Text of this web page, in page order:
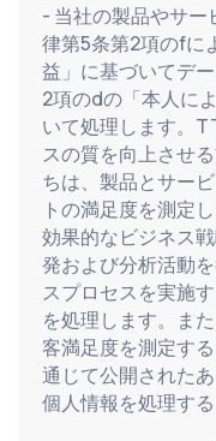
- 当社の製品やサ
律第5条第2項のfに
益」に基づいてデ
2項のdの「本人に
いて処理します。
スの質を向上させ
ちは、製品とサー
トの満足度を測定
効果的なビジネス
発および分析活動
スプロセスを実施
を処理します。ま
客満足度を測定す
通じて公開された
個人情報を処理する